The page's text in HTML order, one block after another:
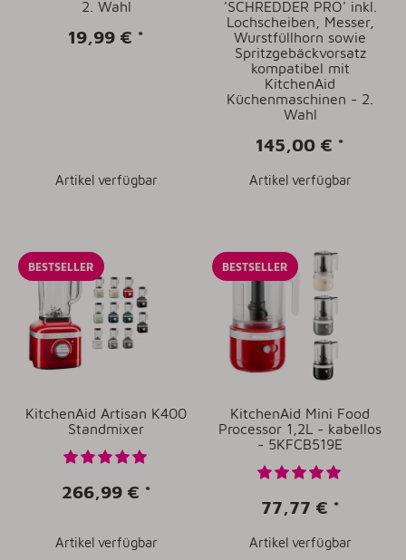
2. Wahl
19,99 € *
Artikel verfügbar
'SCHREDDER PRO' inkl.
Lochscheiben, Messer,
Wurstfüllhorn sowie
Spritzgebäckvorsatz
kompatibel mit
KitchenAid
Küchenmaschinen - 2.
Wahl
145,00 € *
Artikel verfügbar
BESTSELLER
KitchenAid Artisan K400
Standmixer
266,99 € *
Artikel verfügbar
BESTSELLER
KitchenAid Mini Food
Processor 1,2L - kabellos
- 5KFCB519E
77,77 € *
Artikel verfügbar